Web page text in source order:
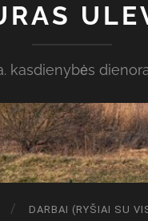
kasdienybės
DARBAI (RYŠIAI SU